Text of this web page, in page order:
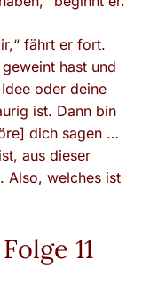
fährt er fort.
hast und
oder deine
ist. Dann bin
dich sagen …
aus dieser
Also, welches ist
11